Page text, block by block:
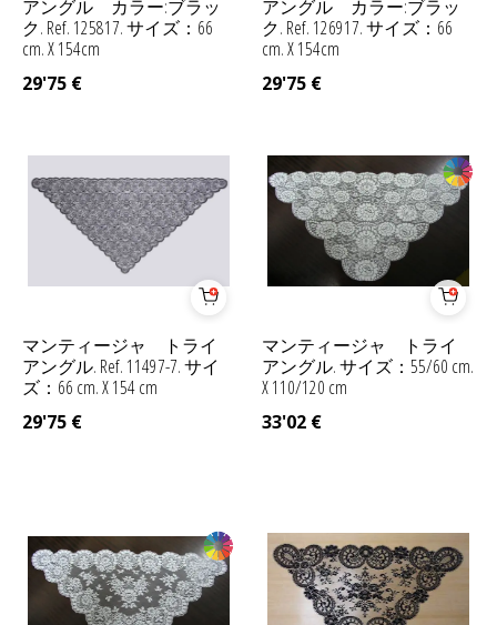
アングル カラー:ブラッ
ク. Ref. 125817. サイズ：66
cm. X 154cm
29'75 €
アングル カラー:ブラッ
ク. Ref. 126917. サイズ：66
cm. X 154cm
29'75 €
マンティージャ トライ
アングル. Ref. 11497-7. サイ
ズ：66 cm. X 154 cm
29'75 €
マンティージャ トライ
アングル. サイズ：55/60 cm.
X 110/120 cm
33'02 €